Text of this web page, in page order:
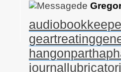
de
geartreating
hangonpart
journallubricator